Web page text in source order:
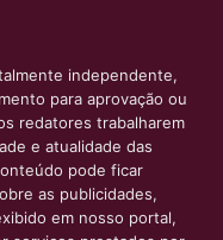
independente,
para aprovação ou
redatores trabalharem
e atualidade das
pode ficar
as publicidades,
em nosso portal,